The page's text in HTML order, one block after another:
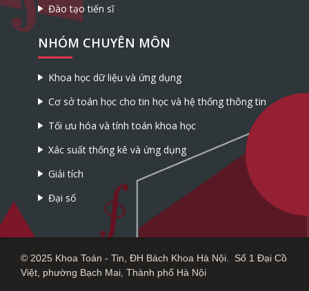
Đào tạo tiến sĩ
NHÓM CHUYÊN MÔN
Khoa học dữ liệu và ứng dụng
Cơ sở toán học cho tin học và hệ thống thông tin
Tối ưu hóa và tính toán khoa học
Xác suất thống kê và ứng dụng
Giải tích
Đại số
© 2025 Khoa Toán - Tin, ĐH Bách Khoa Hà Nội. Số 1 Đại Cồ
Việt, phường Bạch Mai, Thành phố Hà Nội